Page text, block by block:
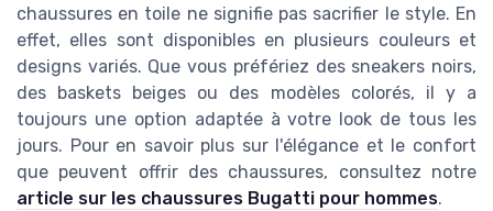
chaussures en toile ne signifie pas sacrifier le style. En
effet, elles sont disponibles en plusieurs couleurs et
designs variés. Que vous préfériez des sneakers noirs,
des baskets beiges ou des modèles colorés, il y a
toujours une option adaptée à votre look de tous les
jours. Pour en savoir plus sur l'élégance et le confort
que peuvent offrir des chaussures, consultez notre
article sur les chaussures Bugatti pour hommes.